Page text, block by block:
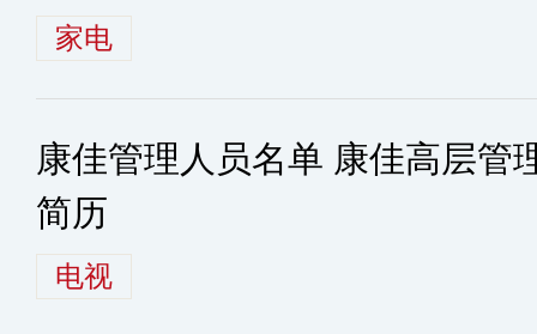
家电
康佳管理人员名单 康佳高层管
简历
电视